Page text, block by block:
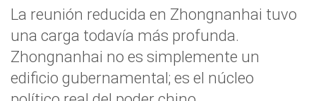
La reunión reducida en Zhongnanhai tuvo
una carga todavía más profunda.
Zhongnanhai no es simplemente un
edificio gubernamental; es el núcleo